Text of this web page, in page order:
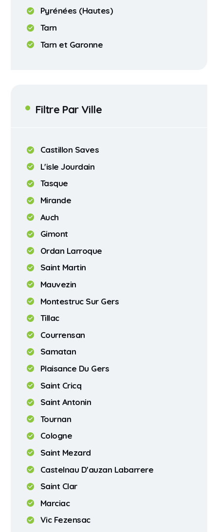
Pyrénées (Hautes)
Tarn
Tarn et Garonne
Filtre Par Ville
Castillon Saves
L'isle Jourdain
Tasque
Mirande
Auch
Gimont
Ordan Larroque
Saint Martin
Mauvezin
Montestruc Sur Gers
Tillac
Courrensan
Samatan
Plaisance Du Gers
Saint Cricq
Saint Antonin
Tournan
Cologne
Saint Mezard
Castelnau D'auzan Labarrere
Saint Clar
Marciac
Vic Fezensac